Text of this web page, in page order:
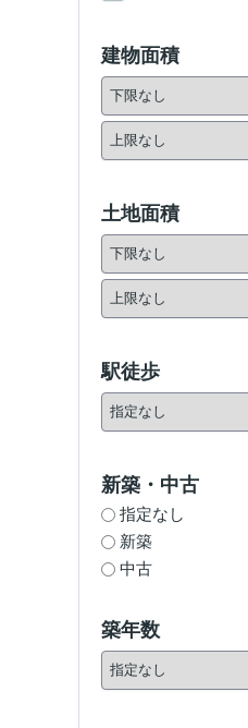
建物面積
土地面積
駅徒歩
新築・中古
指定なし
新築
中古
築年数